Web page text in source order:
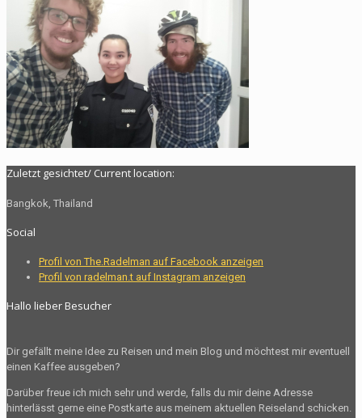
Zuletzt gesichtet/ Current location:
Bangkok, Thailand
Social
Profil von The.Radelman auf Facebook anzeigen
Profil von radelman.t auf Instagram anzeigen
Hallo lieber Besucher
Dir gefällt meine Idee zu Reisen und mein Blog und möchtest mir eventuell
einen Kaffee ausgeben?
Darüber freue ich mich sehr und werde, falls du mir deine Adresse
hinterlässt gerne eine Postkarte aus meinem aktuellen Reiseland schicken.